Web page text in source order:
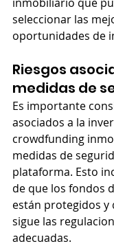
seleccionar las
oportunidades de
Riesgos
medidas de
Es importante
asociados a la
crowdfunding
medidas de
plataforma. Esto
de que los fondos
están protegidos y
sigue las
adecuadas.